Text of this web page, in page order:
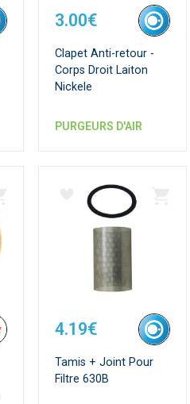
3.00€
Clapet Anti-retour -
Corps Droit Laiton
Nickele
PURGEURS D'AIR
4.19€
Tamis + Joint Pour
Filtre 630B